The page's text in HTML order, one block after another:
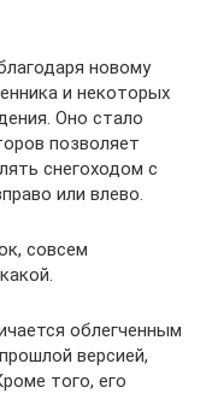
новому
и некоторых
Оно стало
позволяет
снегоходом с
или влево.
совсем
облегченным
версией,
того, его